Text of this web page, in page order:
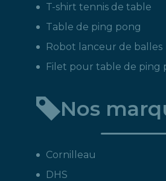
T-shirt tennis de table
Table de ping pong
Robot lanceur de balles
Filet pour table de ping
Nos
Cornilleau
DHS